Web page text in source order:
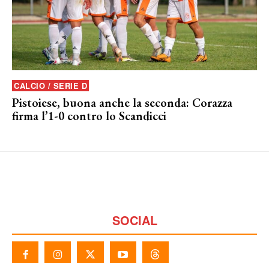
CALCIO / SERIE D
Pistoiese, buona anche la seconda: Corazza
firma l’1-0 contro lo Scandicci
SOCIAL